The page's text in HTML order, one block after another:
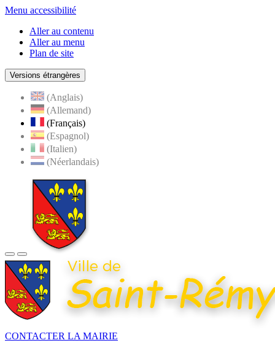
Menu accessibilité
Aller au contenu
Aller au menu
Plan de site
Versions étrangères
(Anglais)
(Allemand)
(Français)
(Espagnol)
(Italien)
(Néerlandais)
CONTACTER LA MAIRIE